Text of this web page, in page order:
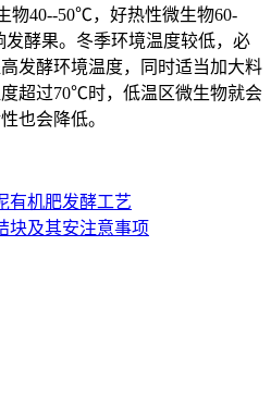
物40--50℃，好热性微生物60-
酵果。冬季环境温度较低，必
发酵环境温度，同时适当加大料
超过70℃时，低温区微生物就会
也会降低。
有机肥发酵工艺
块及其安注意事项